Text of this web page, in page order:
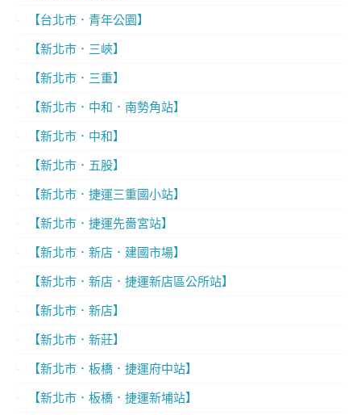
【台北市．青年公園】
【新北市．三峽】
【新北市．三重】
【新北市．中和．南勢角站】
【新北市．中和】
【新北市．五股】
【新北市．捷運三重國小站】
【新北市．捷運先嗇宮站】
【新北市．新店．建國市場】
【新北市．新店．捷運新店區公所站】
【新北市．新店】
【新北市．新莊】
【新北市．板橋．捷運府中站】
【新北市．板橋．捷運新埔站】